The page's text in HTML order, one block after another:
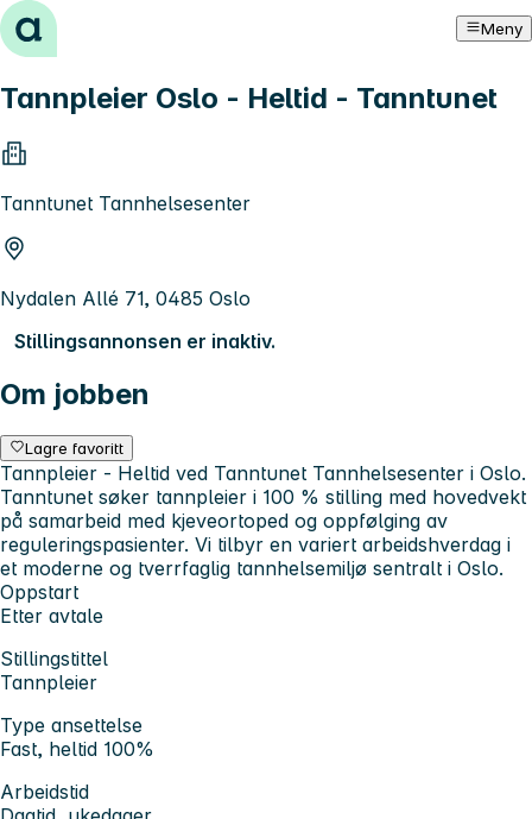
Hopp til innhold Meny
Tannpleier Oslo - Heltid - Tanntunet
Tanntunet Tannhelsesenter
Nydalen Allé 71, 0485 Oslo
Stillingsannonsen er inaktiv.
Om jobben
Lagre favoritt
Tannpleier - Heltid ved Tanntunet Tannhelsesenter i Oslo.
Tanntunet søker tannpleier i 100 % stilling med hovedvekt
på samarbeid med kjeveortoped og oppfølging av
reguleringspasienter. Vi tilbyr en variert arbeidshverdag i
et moderne og tverrfaglig tannhelsemiljø sentralt i Oslo.
Oppstart
Etter avtale
Stillingstittel
Tannpleier
Type ansettelse
Fast, heltid 100%
Arbeidstid